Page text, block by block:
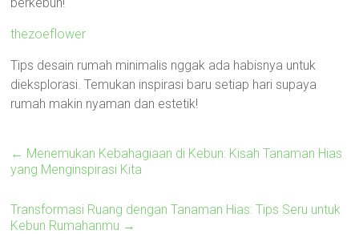
thezoeflower
Tips desain rumah minimalis nggak ada habisnya untuk
dieksplorasi. Temukan inspirasi baru setiap hari supaya
rumah makin nyaman dan estetik!
← Menemukan Kebahagiaan di Kebun: Kisah Tanaman Hias
yang Menginspirasi Kita
Transformasi Ruang dengan Tanaman Hias: Tips Seru untuk
Kebun Rumahanmu →